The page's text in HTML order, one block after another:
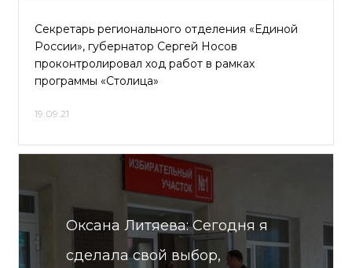
Секретарь регионального отделения «Единой
России», губернатор Сергей Носов
проконтролировал ход работ в рамках
программы «Столица»
19.09.21
Оксана Литяева: Сегодня я
сделала свой выбор,